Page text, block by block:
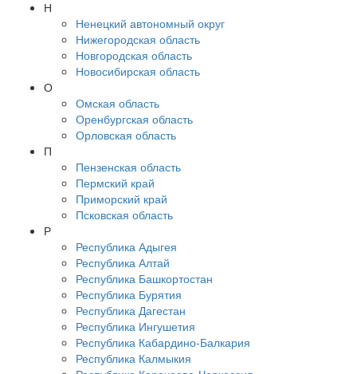
Н
Ненецкий автономный округ
Нижегородская область
Новгородская область
Новосибирская область
О
Омская область
Оренбургская область
Орловская область
П
Пензенская область
Пермский край
Приморский край
Псковская область
Р
Республика Адыгея
Республика Алтай
Республика Башкортостан
Республика Бурятия
Республика Дагестан
Республика Ингушетия
Республика Кабардино-Балкария
Республика Калмыкия